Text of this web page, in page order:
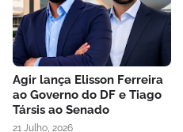
Agir lança Elisson Ferreira
ao Governo do DF e Tiago
Társis ao Senado
21 Julho, 2026